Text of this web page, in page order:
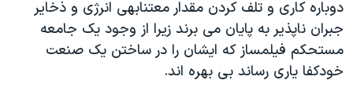
اقتصادی
علم و فناوری
اسرائیل در جنگ
حمله جمهوری اسلامی به اسرائیل
رمز مهسا
ورزش زنان در ایران
زبانهای مختلف
دوباره کاری و تلف کردن مقدار معتنابهی انرژی و ذخاير
جبران ناپذير به پايان می برند زيرا از وجود يک جامعه
مستحکم فيلمساز که ايشان را در ساختن يک صنعت
خودکفا ياری رساند بی بهره اند.